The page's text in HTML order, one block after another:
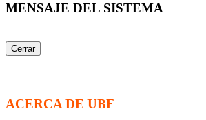
MENSAJE DEL SISTEMA
Cerrar
ACERCA DE UBF